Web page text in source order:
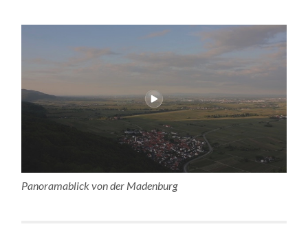
Panoramablick von der Madenburg